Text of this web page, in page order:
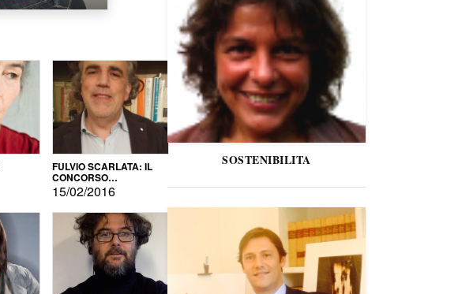
FULVIO SCARLATA: IL
CONCORSO
LETTERARIO
15/02/2016
SOSTENIBILITA